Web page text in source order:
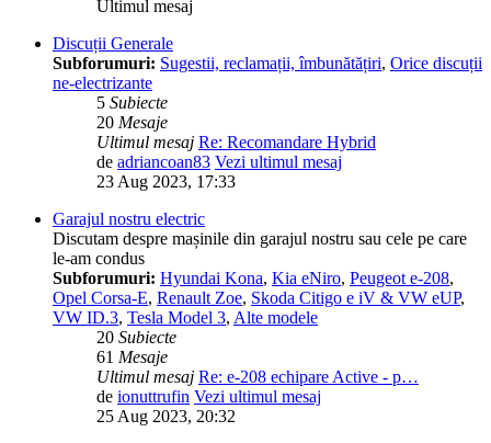
Ultimul mesaj
Discuții Generale
Subforumuri: Sugestii, reclamații, îmbunătățiri, Orice discuții
ne-electrizante
5 Subiecte
20 Mesaje
Ultimul mesaj Re: Recomandare Hybrid
de adriancoan83 Vezi ultimul mesaj
23 Aug 2023, 17:33
Garajul nostru electric
Discutam despre mașinile din garajul nostru sau cele pe care
le-am condus
Subforumuri: Hyundai Kona, Kia eNiro, Peugeot e-208,
Opel Corsa-E, Renault Zoe, Skoda Citigo e iV & VW eUP,
VW ID.3, Tesla Model 3, Alte modele
20 Subiecte
61 Mesaje
Ultimul mesaj Re: e-208 echipare Active - p…
de ionuttrufin Vezi ultimul mesaj
25 Aug 2023, 20:32